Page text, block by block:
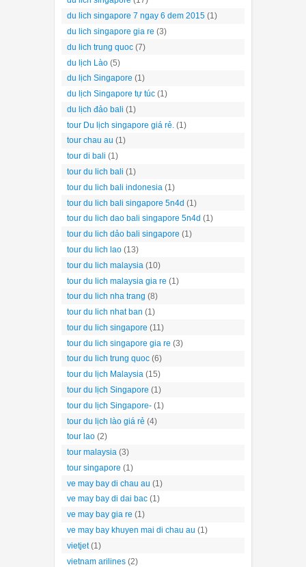
du lich singapore 7 ngay 6 dem 2015 (1)
du lich singapore gia re (3)
du lich trung quoc (7)
du lịch Lào (5)
du lịch Singapore (1)
du lịch Singapore tự túc (1)
du lịch đảo bali (1)
tour Du lịch singapore giá rẻ. (1)
tour chau au (1)
tour di bali (1)
tour du lich bali (1)
tour du lich bali indonesia (1)
tour du lich bali singapore 5n4d (1)
tour du lich dao bali singapore 5n4d (1)
tour du lich dảo bali singapore (1)
tour du lich lao (13)
tour du lich malaysia (10)
tour du lich malaysia gia re (1)
tour du lich nha trang (8)
tour du lich nhat ban (1)
tour du lich singapore (11)
tour du lich singapore gia re (3)
tour du lich trung quoc (6)
tour du lịch Malaysia (15)
tour du lịch Singapore (1)
tour du lịch Singapore- (1)
tour du lịch lào giá rẻ (4)
tour lao (2)
tour malaysia (3)
tour singapore (1)
ve may bay di chau au (1)
ve may bay di dai bac (1)
ve may bay gia re (1)
ve may bay khuyen mai di chau au (1)
vietjet (1)
vietnam arilines (2)